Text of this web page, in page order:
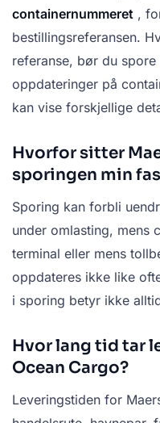
containernummeret ,
bestillingsreferansen.
referanse, bør du
oppdateringer på
kan vise forskjellige
Hvorfor sitter
sporingen min
Sporing kan forbli
under omlasting, mens
terminal eller mens
oppdateres ikke like
i sporing betyr ikke
Hvor lang tid tar
Ocean Cargo?
Leveringstiden for